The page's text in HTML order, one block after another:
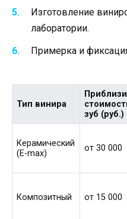
Изготовление
лаборатории.
Примерка и
Тип винира
зуб (руб.)
Керамический
(E-max)
от 30 000
Композитный от 15 000